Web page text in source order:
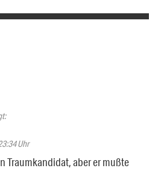
Uhr
Traumkandidat, aber er mußte